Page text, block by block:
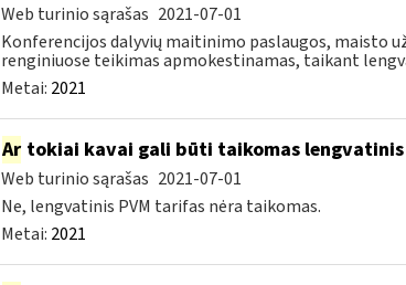
Web turinio sąrašas 2021-07-01
Konferencijos dalyvių maitinimo paslaugos, maisto
renginiuose teikimas apmokestinamas, taikant
Metai: 2021
Artokiai kavai gali būti taikomas lengvatinis
Web turinio sąrašas 2021-07-01
Ne, lengvatinis PVM tarifas nėra taikomas.
Metai: 2021